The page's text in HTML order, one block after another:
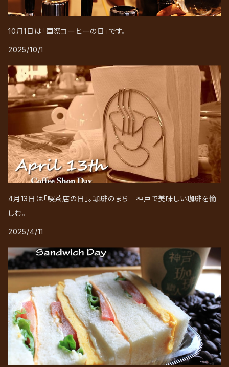
10月1日は「国際コーヒーの日」です。
2025/10/1
4月13日は「喫茶店の日」。珈琲のまち 神戸で美味しい珈琲を愉
しむ。
2025/4/11